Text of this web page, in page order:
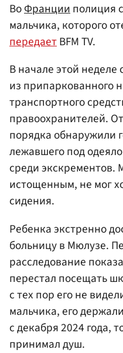
ВоФранцииполиция
мальчика, которого
передаетBFM TV.
В начале этой
из припаркованного
транспортного
правоохранителей.
порядка обнаружили
лежавшего под
среди
истощенным, не мог
сидения.
Ребенка экстренно
больницу в Мюлузе.
расследование
перестал посещать
с тех пор его не
мальчика, его
с декабря 2024 года,
принимал душ.